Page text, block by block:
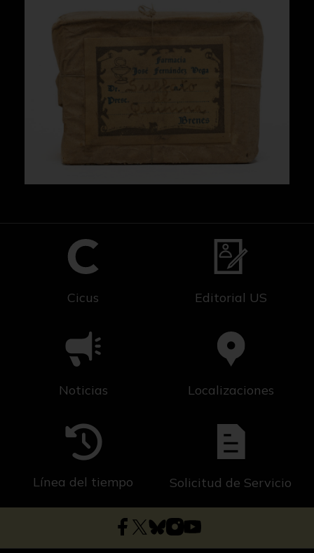
Cicus Editorial US
Noticias Localizaciones
Línea del tiempo Solicitud de Servicio